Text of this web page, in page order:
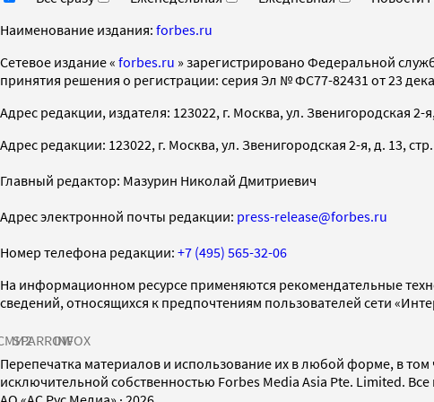
Наименование издания: forbes.ru
Cетевое издание « forbes.ru » зарегистрировано Федеральной
принятия решения о регистрации: серия Эл № ФС77-82431 от 23
Адрес редакции, издателя: 123022, г. Москва, ул. Звенигородская 2-
Адрес редакции: 123022, г. Москва, ул. Звенигородская 2-я, д. 13,
Главный редактор: Мазурин Николай Дмитриевич
Адрес электронной почты редакции: press-release@forbes.ru
Номер телефона редакции: +7 (495) 565-32-06
На информационном ресурсе применяются рекомендательные
сведений, относящихся к предпочтениям пользователей сети
SPARROWINFOX
Перепечатка материалов и использование их в любой форме, в
исключительной собственностью Forbes Media Asia Pte. Limited.